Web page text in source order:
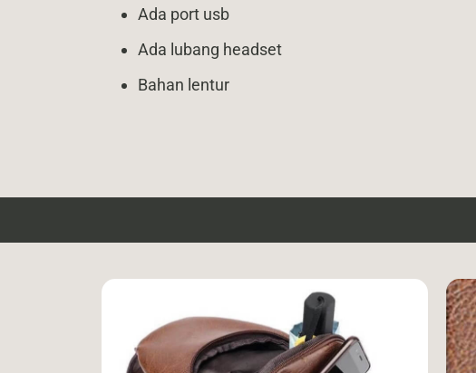
Ada port usb
Ada lubang headset
Bahan lentur